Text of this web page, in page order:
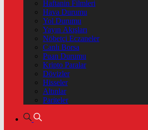
Haftanin Filmleri
Hava Durumu
Yol Durumu
Yayın Akışları
Nöbetçi Eczaneler
Canlı Borsa
Puan Durumu
Kripto Paralar
Dövizler
Hisseler
Altınlar
Pariteler